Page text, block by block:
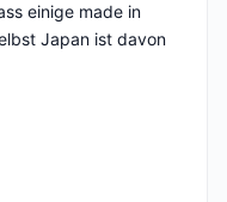
einige made in
Japan ist davon